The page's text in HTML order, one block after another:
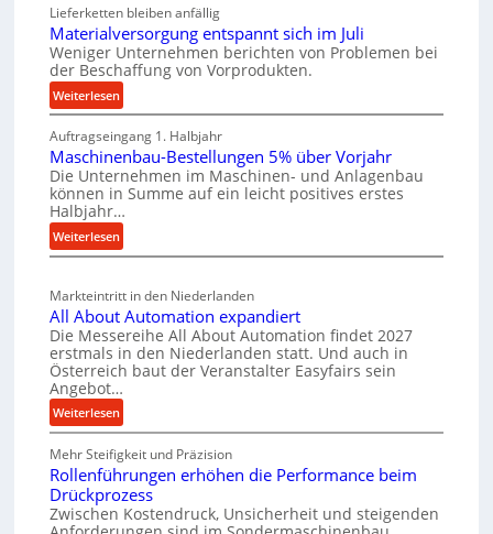
-
E
r
a
t
z
t
e
n
e
i
n
l
t
i
g
r
k
b
a
u
p
z
e
s
u
t
s
h
e
W
s
h
a
f
t
i
g
t
s
Lieferketten bleiben anfällig
Materialversorgung entspannt sich im Juli
Weniger Unternehmen berichten von Problemen bei
der Beschaffung von Vorprodukten.
Weiterlesen:
M
a
t
e
r
i
a
l
e
r
s
o
u
n
g
e
n
Auftragseingang 1. Halbjahr
Maschinenbau-Bestellungen 5% über Vorjahr
Die Unternehmen im Maschinen- und Anlagenbau
können in Summe auf ein leicht positives erstes
Halbjahr…
Weiterlesen:
M
s
c
h
i
n
e
n
a
u
B
Markteintritt in den Niederlanden
All About Automation expandiert
Die Messereihe All About Automation findet 2027
erstmals in den Niederlanden statt. Und auch in
Österreich baut der Veranstalter Easyfairs sein
Angebot…
Weiterlesen:
A
l
l
A
b
Mehr Steifigkeit und Präzision
Rollenführungen erhöhen die Performance beim
Drückprozess
Zwischen Kostendruck, Unsicherheit und steigenden